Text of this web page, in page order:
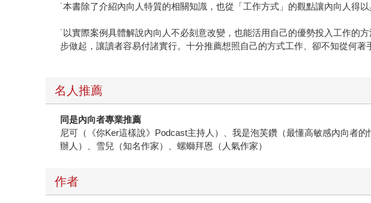
˙本書除了介紹內向人特質的相關知識，也從「工作方式」的觀點讓內向人得
˙以實際案例具體解說內向人不必刻意改變，也能活用自己的優勢投入工作的
步做起，讓讀者容易付諸實行。十分推薦想照自己的方式工作、卻不知從何著
名人推薦
同是內向者專業推薦
尼可（《你Ker這樣說》Podcast主持人）、我是泡芙鑽（最懂高敏感內向者
辦人）、雪兒（知名作家）、螺螄拜恩（人氣作家）
作者